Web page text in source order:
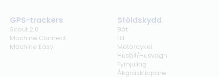
GPS-trackers
Scout 2.0
Machine Connect
Machine Easy
Stöldskydd
Båt
Bil
Motorcykel
Husbil/Husvagn
Fyrhjuling
Åkgräsklippare